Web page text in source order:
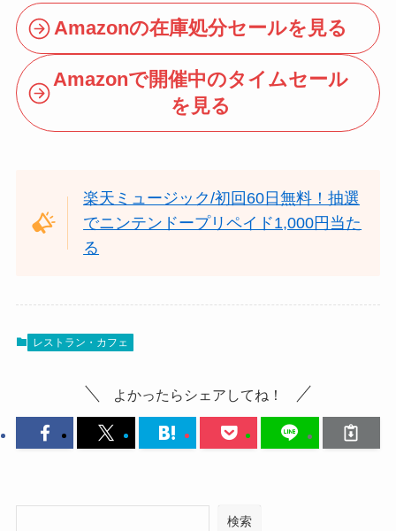
Amazonの在庫処分セールを見る
Amazonで開催中のタイムセール
を見る
楽天ミュージック/初回60日無料！抽選
でニンテンドープリペイド1,000円当た
る
レストラン・カフェ
よかったらシェアしてね！
検索